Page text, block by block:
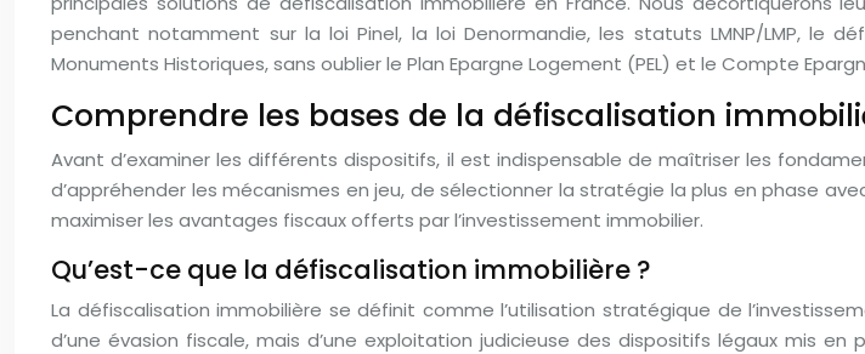
penchant notamment sur la loi Pinel, la loi Denormandie, les statuts LMNP/LMP, le
Monuments Historiques, sans oublier le Plan Epargne Logement (PEL) et le Compte
Comprendre les bases de la défiscalisation
Avant d’examiner les différents dispositifs, il est indispensable de maîtriser les
d’appréhender les mécanismes en jeu, de sélectionner la stratégie la plus en phase
maximiser les avantages fiscaux offerts par l’investissement immobilier.
Qu’est-ce que la défiscalisation immobilière ?
La défiscalisation immobilière se définit comme l’utilisation stratégique de
d’une évasion fiscale, mais d’une exploitation judicieuse des dispositifs légaux mis